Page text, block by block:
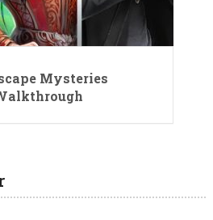
Mysteries